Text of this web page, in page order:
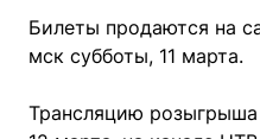
Билеты продаются на
мск субботы, 11 марта.
Трансляцию розыгрыша